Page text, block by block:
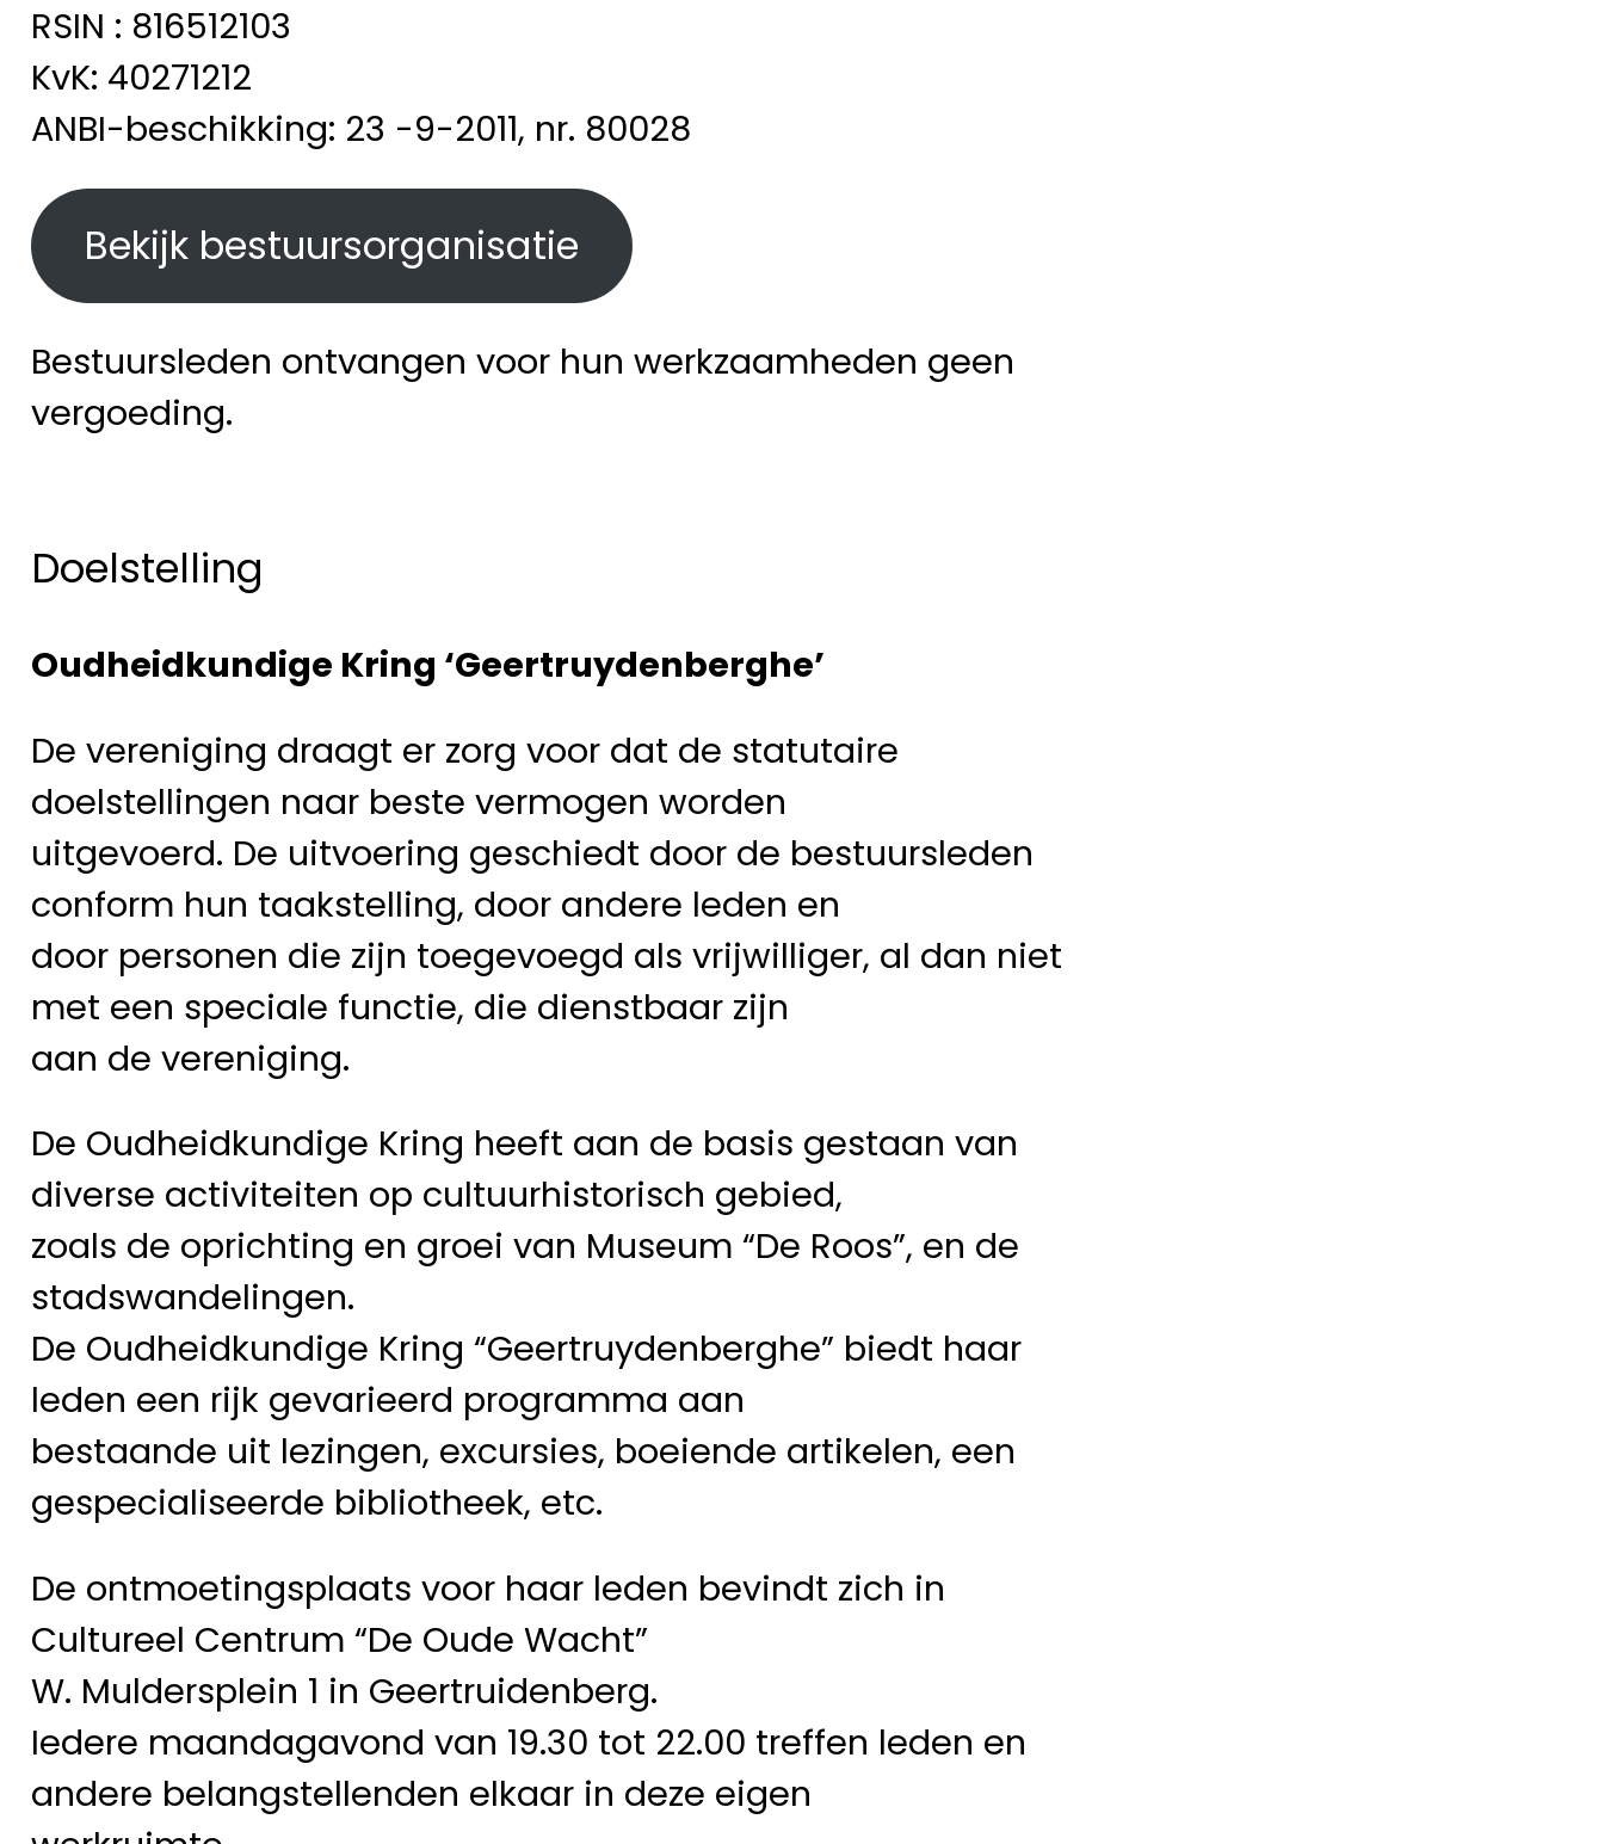
RSIN : 816512103
KvK: 40271212
ANBI-beschikking: 23 -9-2011, nr. 80028
Bekijk bestuursorganisatie
Bestuursleden ontvangen voor hun werkzaamheden geen
vergoeding.
Doelstelling
Oudheidkundige Kring ‘Geertruydenberghe’
De vereniging draagt er zorg voor dat de statutaire
doelstellingen naar beste vermogen worden
uitgevoerd. De uitvoering geschiedt door de bestuursleden
conform hun taakstelling, door andere leden en
door personen die zijn toegevoegd als vrijwilliger, al dan niet
met een speciale functie, die dienstbaar zijn
aan de vereniging.
De Oudheidkundige Kring heeft aan de basis gestaan van
diverse activiteiten op cultuurhistorisch gebied,
zoals de oprichting en groei van Museum “De Roos”, en de
stadswandelingen.
De Oudheidkundige Kring “Geertruydenberghe” biedt haar
leden een rijk gevarieerd programma aan
bestaande uit lezingen, excursies, boeiende artikelen, een
gespecialiseerde bibliotheek, etc.
De ontmoetingsplaats voor haar leden bevindt zich in
Cultureel Centrum “De Oude Wacht”
W. Muldersplein 1 in Geertruidenberg.
Iedere maandagavond van 19.30 tot 22.00 treffen leden en
andere belangstellenden elkaar in deze eigen